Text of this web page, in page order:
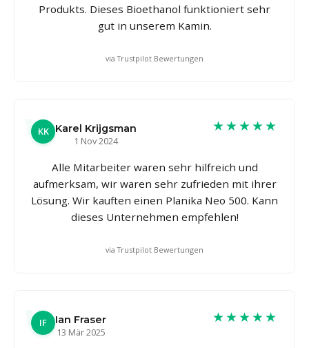
Produkts. Dieses Bioethanol funktioniert sehr
gut in unserem Kamin.
via Trustpilot Bewertungen
KK Karel Krijgsman
1 Nov 2024
★★★★★
Alle Mitarbeiter waren sehr hilfreich und
aufmerksam, wir waren sehr zufrieden mit ihrer
Lösung. Wir kauften einen Planika Neo 500. Kann
dieses Unternehmen empfehlen!
via Trustpilot Bewertungen
IF
Ian Fraser
13 Mär 2025
★★★★★